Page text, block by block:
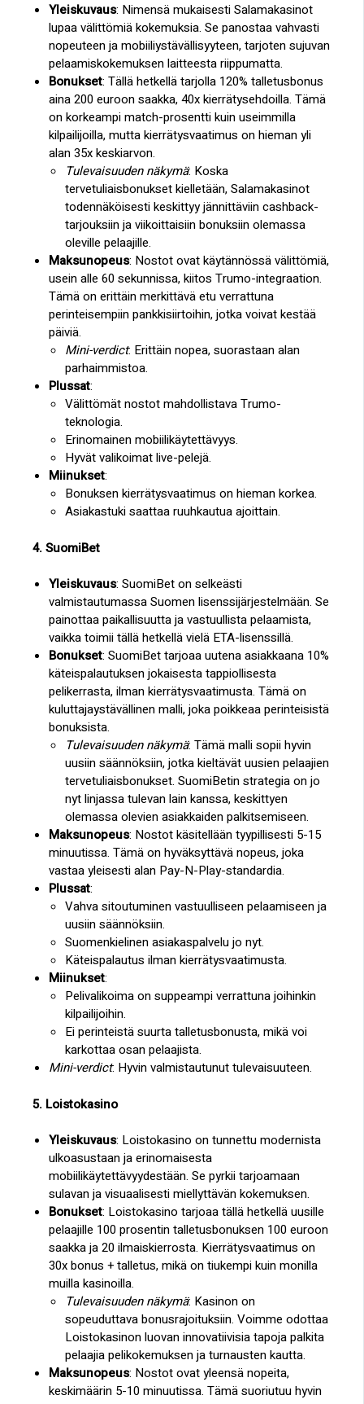
Yleiskuvaus: Nimensä mukaisesti Salamakasinot
lupaa välittömiä kokemuksia. Se panostaa vahvasti
nopeuteen ja mobiiliystävällisyyteen, tarjoten sujuvan
pelaamiskokemuksen laitteesta riippumatta.
Bonukset: Tällä hetkellä tarjolla 120% talletusbonus
aina 200 euroon saakka, 40x kierrätysehdoilla. Tämä
on korkeampi match-prosentti kuin useimmilla
kilpailijoilla, mutta kierrätysvaatimus on hieman yli
alan 35x keskiarvon.
Tulevaisuuden näkymä: Koska
tervetuliaisbonukset kielletään, Salamakasinot
todennäköisesti keskittyy jännittäviin cashback-
tarjouksiin ja viikoittaisiin bonuksiin olemassa
oleville pelaajille.
Maksunopeus: Nostot ovat käytännössä välittömiä,
usein alle 60 sekunnissa, kiitos Trumo-integraation.
Tämä on erittäin merkittävä etu verrattuna
perinteisempiin pankkisiirtoihin, jotka voivat kestää
päiviä.
Mini-verdict: Erittäin nopea, suorastaan alan
parhaimmistoa.
Plussat:
Välittömät nostot mahdollistava Trumo-
teknologia.
Erinomainen mobiilikäytettävyys.
Hyvät valikoimat live-pelejä.
Miinukset:
Bonuksen kierrätysvaatimus on hieman korkea.
Asiakastuki saattaa ruuhkautua ajoittain.
4. SuomiBet
Yleiskuvaus: SuomiBet on selkeästi
valmistautumassa Suomen lisenssijärjestelmään. Se
painottaa paikallisuutta ja vastuullista pelaamista,
vaikka toimii tällä hetkellä vielä ETA-lisenssillä.
Bonukset: SuomiBet tarjoaa uutena asiakkaana 10%
käteispalautuksen jokaisesta tappiollisesta
pelikerrasta, ilman kierrätysvaatimusta. Tämä on
kuluttajaystävällinen malli, joka poikkeaa perinteisistä
bonuksista.
Tulevaisuuden näkymä: Tämä malli sopii hyvin
uusiin säännöksiin, jotka kieltävät uusien pelaajien
tervetuliaisbonukset. SuomiBetin strategia on jo
nyt linjassa tulevan lain kanssa, keskittyen
olemassa olevien asiakkaiden palkitsemiseen.
Maksunopeus: Nostot käsitellään tyypillisesti 5-15
minuutissa. Tämä on hyväksyttävä nopeus, joka
vastaa yleisesti alan Pay-N-Play-standardia.
Plussat:
Vahva sitoutuminen vastuulliseen pelaamiseen ja
uusiin säännöksiin.
Suomenkielinen asiakaspalvelu jo nyt.
Käteispalautus ilman kierrätysvaatimusta.
Miinukset:
Pelivalikoima on suppeampi verrattuna joihinkin
kilpailijoihin.
Ei perinteistä suurta talletusbonusta, mikä voi
karkottaa osan pelaajista.
Mini-verdict: Hyvin valmistautunut tulevaisuuteen.
5. Loistokasino
Yleiskuvaus: Loistokasino on tunnettu modernista
ulkoasustaan ja erinomaisesta
mobiilikäytettävyydestään. Se pyrkii tarjoamaan
sulavan ja visuaalisesti miellyttävän kokemuksen.
Bonukset: Loistokasino tarjoaa tällä hetkellä uusille
pelaajille 100 prosentin talletusbonuksen 100 euroon
saakka ja 20 ilmaiskierrosta. Kierrätysvaatimus on
30x bonus + talletus, mikä on tiukempi kuin monilla
muilla kasinoilla.
Tulevaisuuden näkymä: Kasinon on
sopeuduttava bonusrajoituksiin. Voimme odottaa
Loistokasinon luovan innovatiivisia tapoja palkita
pelaajia pelikokemuksen ja turnausten kautta.
Maksunopeus: Nostot ovat yleensä nopeita,
keskimäärin 5-10 minuutissa. Tämä suoriutuu hyvin